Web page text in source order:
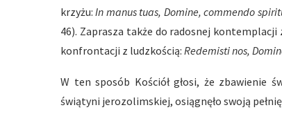
krzyżu:In manus tuas, Domine, commendo
46). Zaprasza także do radosnej kontemplacji
konfrontacji z ludzkością: Redemisti nos,
W ten sposób Kościół głosi, że zbawienie
świątyni jerozolimskiej, osiągnęło swoją